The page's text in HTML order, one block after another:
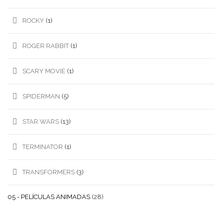
ROCKY (1)
ROGER RABBIT (1)
SCARY MOVIE (1)
SPIDERMAN (5)
STAR WARS (13)
TERMINATOR (1)
TRANSFORMERS (3)
05.- PELÍCULAS ANIMADAS (28)